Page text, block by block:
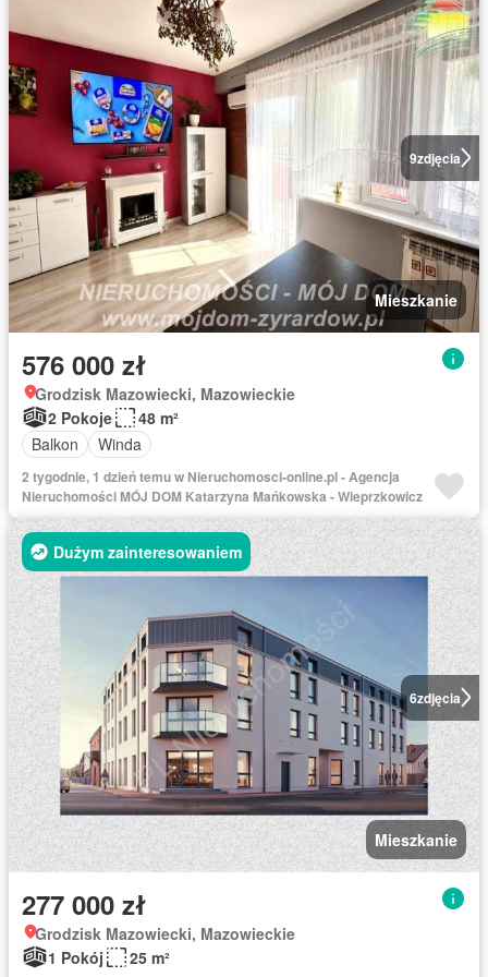
9zdjęcia
Mieszkanie
576 000 zł
Grodzisk Mazowiecki, Mazowieckie
2 Pokoje
48 m²
Balkon
Winda
2 tygodnie, 1 dzień temu w Nieruchomosci-online.pl - Agencja
Nieruchomości MÓJ DOM Katarzyna Mańkowska - Wieprzkowicz
6zdjęcia
Dużym zainteresowaniem
Mieszkanie
277 000 zł
Grodzisk Mazowiecki, Mazowieckie
1 Pokój
25 m²